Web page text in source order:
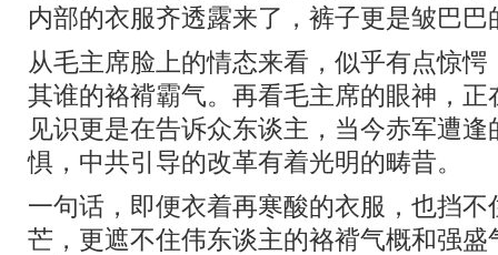
内部的衣服齐透露来了，裤子更是皱巴巴
从毛主席脸上的情态来看，似乎有点惊
其谁的袼褙霸气。再看毛主席的眼神，
见识更是在告诉众东谈主，当今赤军遭
惧，中共引导的改革有着光明的畴昔。
一句话，即便衣着再寒酸的衣服，也挡
芒，更遮不住伟东谈主的袼褙气概和强